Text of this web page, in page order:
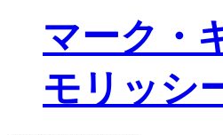
マーク・
モリッシ